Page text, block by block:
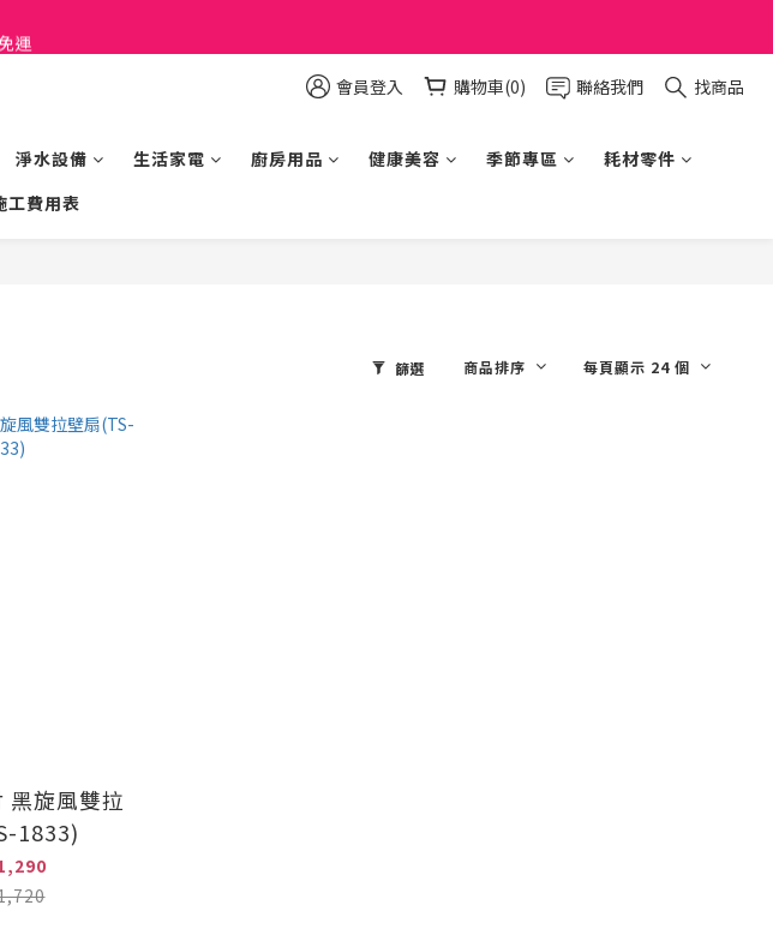
會員登入 購物車(0) 聯絡我們 找商品
淨水設備 生活家電 廚房用品 健康美容 季節專區
耗材零件
工費用表
篩選 商品排序 每頁顯示 24 個
黑旋風雙拉
1833)